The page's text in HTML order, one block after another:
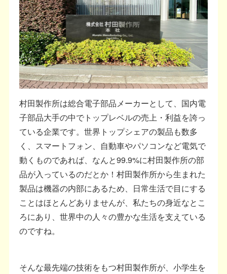
村田製作所は総合電子部品メーカーとして、国内電
子部品大手の中でトップレベルの売上・利益を誇っ
ている企業です。世界トップシェアの製品も数多
く、スマートフォン、自動車やパソコンなど電気で
動くものであれば、なんと99.9%に村田製作所の部
品が入っているのだとか！村田製作所から生まれた
製品は機器の内部にあるため、日常生活で目にする
ことはほとんどありませんが、私たちの身近なとこ
ろにあり、世界中の人々の豊かな生活を支えている
のですね。
そんな最先端の技術をもつ村田製作所が、小学生を